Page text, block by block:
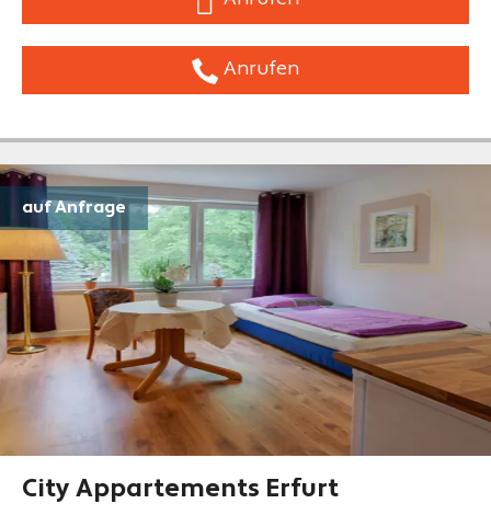
Anrufen
City Appartements Erfurt
auf Anfrage